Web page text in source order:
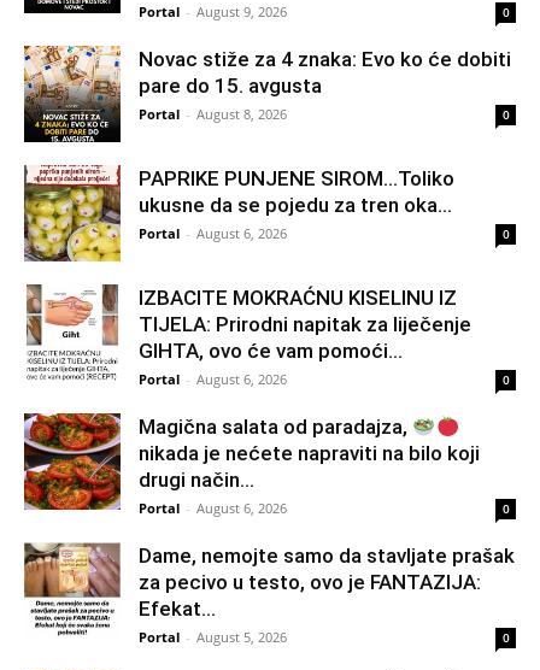
Portal - August 9, 2026 0
Novac stiže za 4 znaka: Evo ko će dobiti
pare do 15. avgusta
Portal - August 8, 2026 0
PAPRIKE PUNJENE SIROM…Toliko
ukusne da se pojedu za tren oka…
Portal - August 6, 2026 0
IZBACITE MOKRAĆNU KISELINU IZ
TIJELA: Prirodni napitak za liječenje
GIHTA, ovo će vam pomoći...
Portal - August 6, 2026 0
Magična salata od paradajza,
nikada je nećete napraviti na bilo koji
drugi način…
Portal - August 6, 2026 0
Dame, nemojte samo da stavljate prašak
za pecivo u testo, ovo je FANTAZIJA:
Efekat...
Portal - August 5, 2026 0